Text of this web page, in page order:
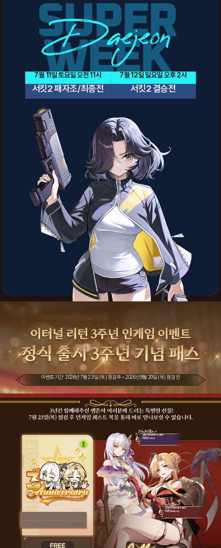
7월 11일 토요일 오전 11시
서킷2 패자조/최종전
7월 12일 일요일 오후 2시
서킷2 결승전
이벤트 기간: 2026년 7월 23일 (목) 점검 후 ~ 2026년 8월 20일 (목) 점검 전
3rd anniversary
리오 Dolce
3rd anniversary
하트 Vivace